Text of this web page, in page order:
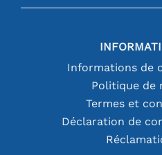
Informations de
Politique de
Termes et
Déclaration de